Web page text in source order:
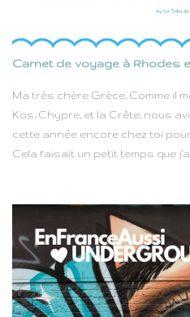
Carnet de voyage à Rhodes
Ma très chère Grèce, Comme il
Kos, Chypre, et la Crête, nous
cette année encore chez toi
Cela faisait un petit temps que
de 38, Rhodes n'est pas très
plus. Elle était parfaite pour
temps au cours de cette
entre découvertes et pauses
dire combien Rhodes est belle,
de sa majestueuse vieille ville